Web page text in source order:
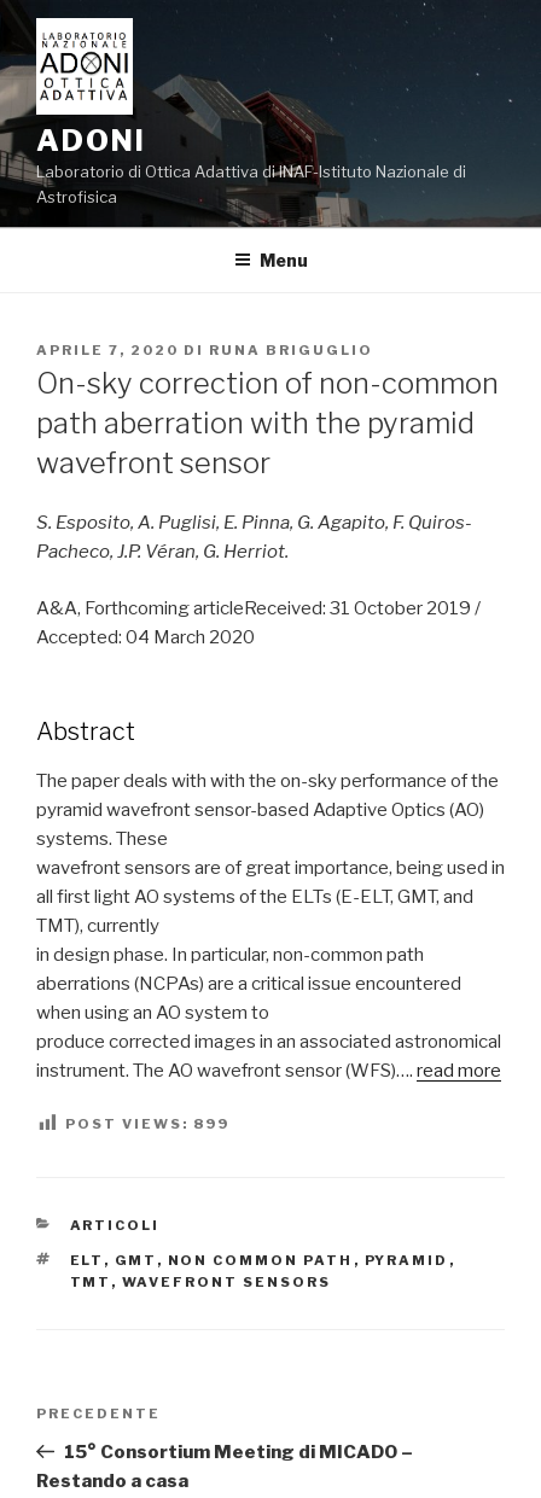
Salta
contenuto
ADONI
Laboratorio di Ottica Adattiva di INAF-Istituto Nazionale di
Astrofisica
Menu
PUBBLICATO
IL
APRILE 7, 2020 DI RUNA BRIGUGLIO
On-sky correction of non-common
path aberration with the pyramid
wavefront sensor
S. Esposito, A. Puglisi, E. Pinna, G. Agapito, F. Quiros-
Pacheco, J.P. Véran, G. Herriot.
A&A, Forthcoming articleReceived: 31 October 2019 /
Accepted: 04 March 2020
Abstract
The paper deals with with the on-sky performance of the
pyramid wavefront sensor-based Adaptive Optics (AO)
systems. These
wavefront sensors are of great importance, being used in
all first light AO systems of the ELTs (E-ELT, GMT, and
TMT), currently
in design phase. In particular, non-common path
aberrations (NCPAs) are a critical issue encountered
when using an AO system to
produce corrected images in an associated astronomical
instrument. The AO wavefront sensor (WFS)…. read more
POST VIEWS: 899
CATEGORIE
ARTICOLI
TAG
ELT , GMT , NON COMMON PATH , PYRAMID ,
TMT , WAVEFRONT SENSORS
Articolo
precedente:
PRECEDENTE
15° Consortium Meeting di MICADO –
Restando a casa